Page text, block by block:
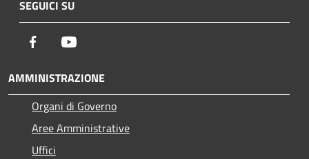
SEGUICI SU
Facebook
AMMINISTRAZIONE
Organi di Governo
Aree Amministrative
Uffici